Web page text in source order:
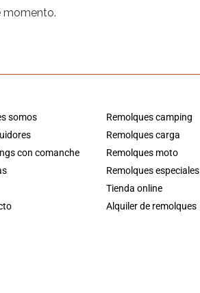
momento.
somos
con comanche
Remolques camping
Remolques carga
Remolques moto
Remolques especiales
Tienda online
Alquiler de remolques